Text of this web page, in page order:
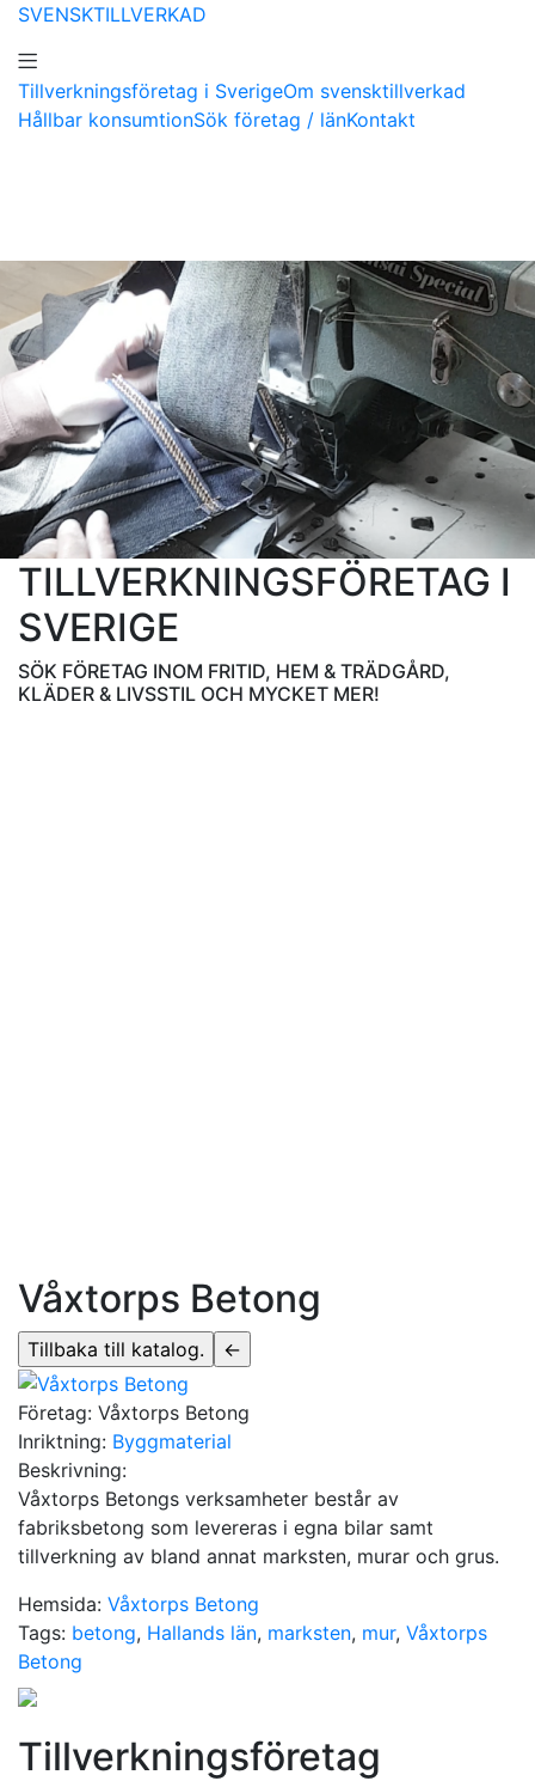
SVENSKTILLVERKAD
Tillverkningsföretag i SverigeOm svensktillverkad
Hållbar konsumtionSök företag / länKontakt
TILLVERKNINGSFÖRETAG I
SVERIGE
SÖK FÖRETAG INOM FRITID, HEM & TRÄDGÅRD,
KLÄDER & LIVSSTIL OCH MYCKET MER!
Våxtorps Betong
Företag: Våxtorps Betong
Inriktning: Byggmaterial
Beskrivning:
Våxtorps Betongs verksamheter består av
fabriksbetong som levereras i egna bilar samt
tillverkning av bland annat marksten, murar och grus.
Hemsida: Våxtorps Betong
Tags: betong, Hallands län, marksten, mur, Våxtorps
Betong
Tillverkningsföretag